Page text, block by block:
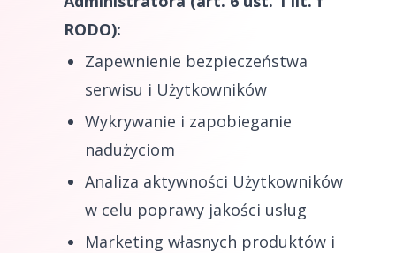
RODO):
Zapewnienie bezpieczeństwa
serwisu i Użytkowników
Wykrywanie i zapobieganie
nadużyciom
Analiza aktywności Użytkowników
w celu poprawy jakości usług
Marketing własnych produktów i